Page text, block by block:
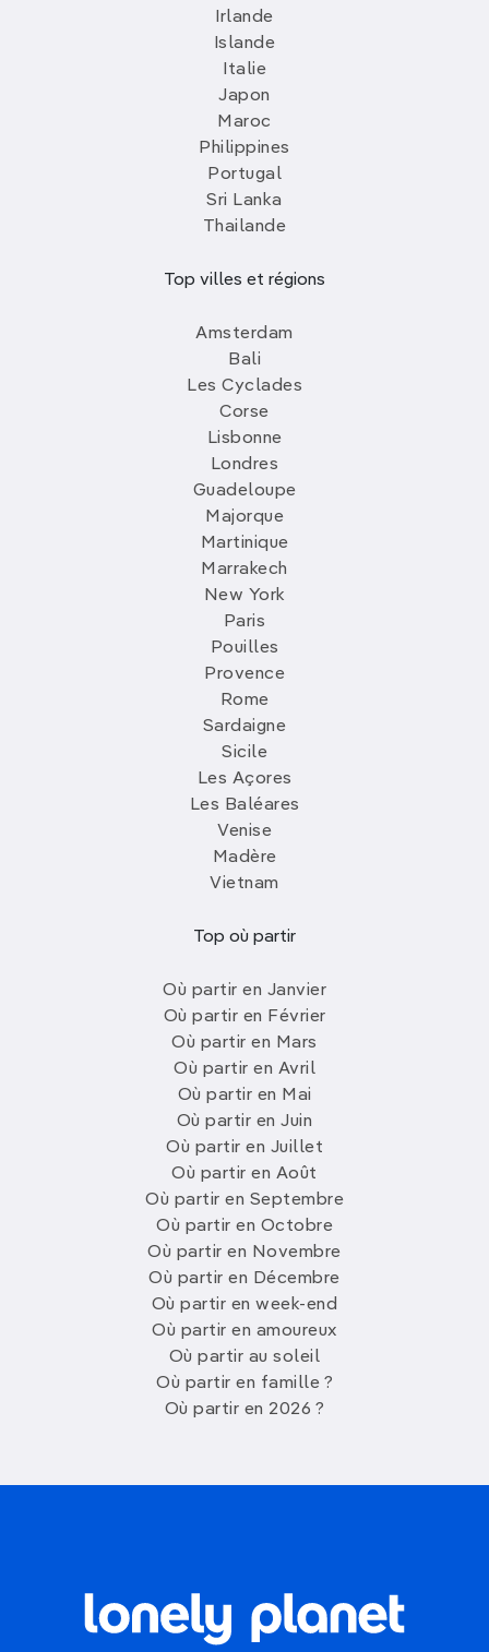
Irlande
Islande
Italie
Japon
Maroc
Philippines
Portugal
Sri Lanka
Thailande
Top villes et régions
Amsterdam
Bali
Les Cyclades
Corse
Lisbonne
Londres
Guadeloupe
Majorque
Martinique
Marrakech
New York
Paris
Pouilles
Provence
Rome
Sardaigne
Sicile
Les Açores
Les Baléares
Venise
Madère
Vietnam
Top où partir
Où partir en Janvier
Où partir en Février
Où partir en Mars
Où partir en Avril
Où partir en Mai
Où partir en Juin
Où partir en Juillet
Où partir en Août
Où partir en Septembre
Où partir en Octobre
Où partir en Novembre
Où partir en Décembre
Où partir en week-end
Où partir en amoureux
Où partir au soleil
Où partir en famille ?
Où partir en 2026 ?